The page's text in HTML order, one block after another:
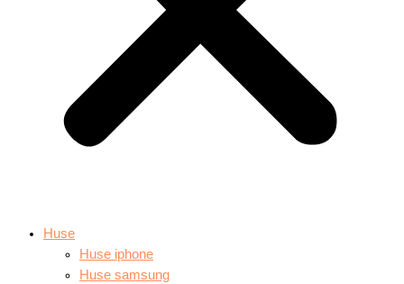
Huse
Huse iphone
Huse samsung